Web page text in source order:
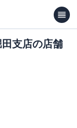
支店の店舗